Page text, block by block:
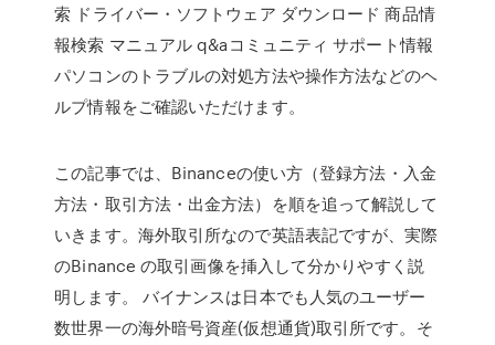
索 ドライバー・ソフトウェア ダウンロード 商品情
報検索 マニュアル q&aコミュニティ サポート情報
パソコンのトラブルの対処方法や操作方法などのヘ
ルプ情報をご確認いただけます。
この記事では、Binanceの使い方（登録方法・入金
方法・取引方法・出金方法）を順を追って解説して
いきます。海外取引所なので英語表記ですが、実際
のBinance の取引画像を挿入して分かりやすく説
明します。 バイナンスは日本でも人気のユーザー
数世界一の海外暗号資産(仮想通貨)取引所です。そ